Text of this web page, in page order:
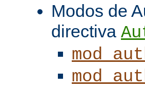
Modos de
directiva